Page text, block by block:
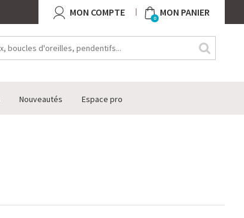
MON COMPTE 0 MON PANIER
Nouveautés Espace pro